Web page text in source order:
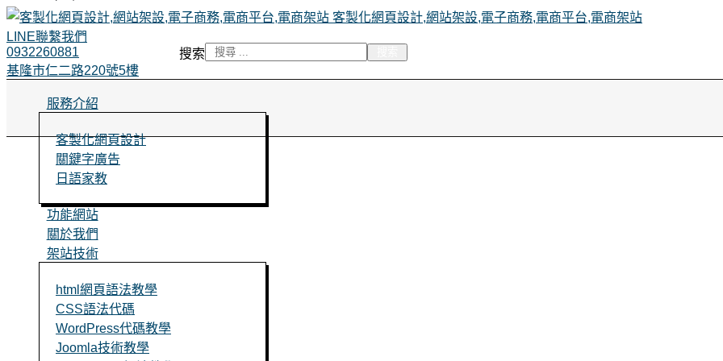
客製化網頁設計,網站架設,電子商務,電商平台,電商架站
LINE聯繫我們
0932260881
基隆市仁二路220號5樓
搜索
服務介紹
客製化網頁設計
關鍵字廣告
日語家教
功能網站
關於我們
架站技術
html網頁語法教學
CSS語法代碼
WordPress代碼教學
Joomla技術教學